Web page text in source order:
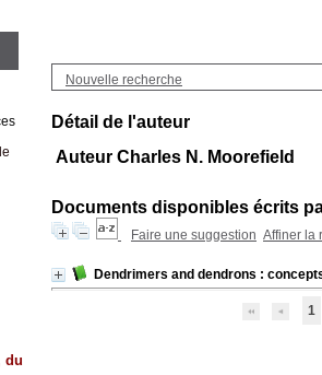
Nouvelle recherche
Détail de l'auteur
Auteur Charles N. Moorefield
Documents disponibles écrits
Faire une suggestion Affiner la
Dendrimers and dendrons :
1
du